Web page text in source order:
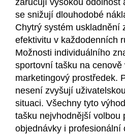
se snižují dlouhodobé
Chytrý systém uskladnění
efektivitu v každodenních
Možnosti individuálního
sportovní tašku na cenově
marketingový prostředek.
nesení zvyšují
situaci. Všechny tyto
tašku nejvhodnější volbou
objednávky i profesionální